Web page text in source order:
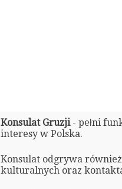
Konsulat Gruzji- pełni
interesy w Polska.
Konsulat odgrywa
kulturalnych oraz